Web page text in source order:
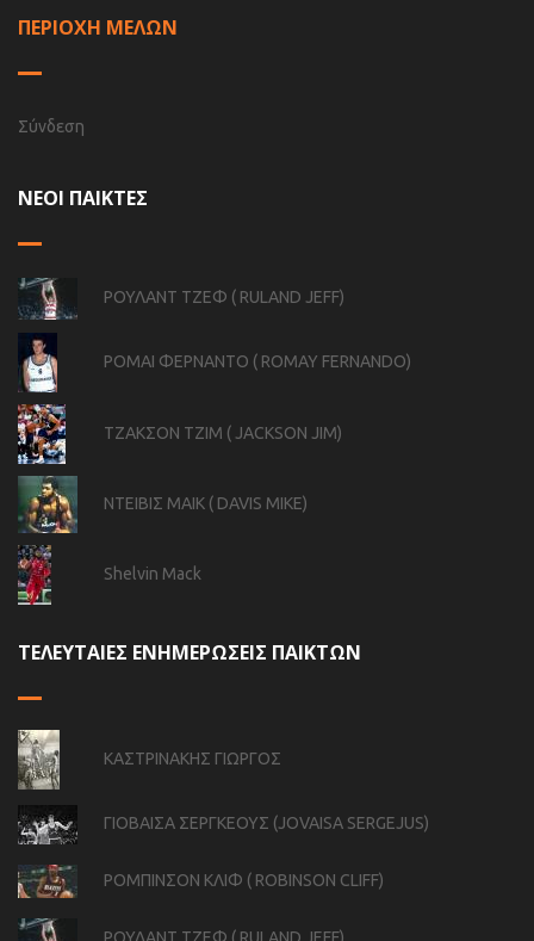
ΠΕΡΙΟΧΗ ΜΕΛΩΝ
Σύνδεση
ΝΕΟΙ ΠΑΙΚΤΕΣ
ΡΟΥΛΑΝΤ ΤΖΕΦ ( RULAND JEFF)
ΡΟΜΑΙ ΦΕΡΝΑΝΤΟ ( ROMAY FERNANDO)
ΤΖΑΚΣΟΝ ΤΖΙΜ ( JACKSON JIM)
ΝΤΕΙΒΙΣ ΜΑΙΚ ( DAVIS MIKE)
Shelvin Mack
ΤΕΛΕΥΤΑΙΕΣ ΕΝΗΜΕΡΩΣΕΙΣ ΠΑΙΚΤΩΝ
ΚΑΣΤΡΙΝΑΚΗΣ ΓΙΩΡΓΟΣ
ΓΙΟΒΑΙΣΑ ΣΕΡΓΚΕΟΥΣ (JOVAISA SERGEJUS)
ΡΟΜΠΙΝΣΟΝ ΚΛΙΦ ( ROBINSON CLIFF)